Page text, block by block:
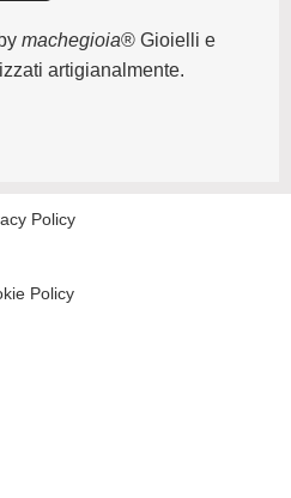
by machegioia® Gioielli e
artigianalmente.
Policy
Policy